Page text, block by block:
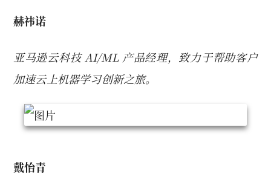
赫祎诺
亚马逊云科技 AI/ML 产品经理，致力于帮助客户
加速云上机器学习创新之旅。
戴怡青